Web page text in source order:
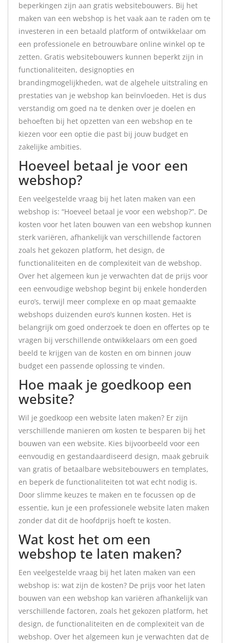
beperkingen zijn aan gratis websitebouwers. Bij het
maken van een webshop is het vaak aan te raden om te
investeren in een betaald platform of ontwikkelaar om
een professionele en betrouwbare online winkel op te
zetten. Gratis websitebouwers kunnen beperkt zijn in
functionaliteiten, designopties en
brandingmogelijkheden, wat de algehele uitstraling en
prestaties van je webshop kan beïnvloeden. Het is dus
verstandig om goed na te denken over je doelen en
behoeften bij het opzetten van een webshop en te
kiezen voor een optie die past bij jouw budget en
zakelijke ambities.
Hoeveel betaal je voor een
webshop?
Een veelgestelde vraag bij het laten maken van een
webshop is: “Hoeveel betaal je voor een webshop?”. De
kosten voor het laten bouwen van een webshop kunnen
sterk variëren, afhankelijk van verschillende factoren
zoals het gekozen platform, het design, de
functionaliteiten en de complexiteit van de webshop.
Over het algemeen kun je verwachten dat de prijs voor
een eenvoudige webshop begint bij enkele honderden
euro’s, terwijl meer complexe en op maat gemaakte
webshops duizenden euro’s kunnen kosten. Het is
belangrijk om goed onderzoek te doen en offertes op te
vragen bij verschillende ontwikkelaars om een goed
beeld te krijgen van de kosten en om binnen jouw
budget een passende oplossing te vinden.
Hoe maak je goedkoop een
website?
Wil je goedkoop een website laten maken? Er zijn
verschillende manieren om kosten te besparen bij het
bouwen van een website. Kies bijvoorbeeld voor een
eenvoudig en gestandaardiseerd design, maak gebruik
van gratis of betaalbare websitebouwers en templates,
en beperk de functionaliteiten tot wat echt nodig is.
Door slimme keuzes te maken en te focussen op de
essentie, kun je een professionele website laten maken
zonder dat dit de hoofdprijs hoeft te kosten.
Wat kost het om een
webshop te laten maken?
Een veelgestelde vraag bij het laten maken van een
webshop is: wat zijn de kosten? De prijs voor het laten
bouwen van een webshop kan variëren afhankelijk van
verschillende factoren, zoals het gekozen platform, het
design, de functionaliteiten en de complexiteit van de
webshop. Over het algemeen kun je verwachten dat de